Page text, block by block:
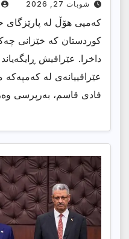
شوبات 27, 2026
كەمپی هۆڵ لە
كوردستان كە خێزانی
داخرا. عێراقیش
عێراقییانەی لە كەمپەكە
فادی قاسم، بەرپرسی